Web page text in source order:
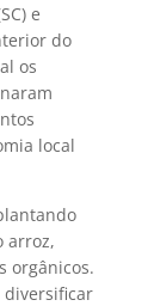
e
do
os
local
arroz,
orgânicos.
diversificar